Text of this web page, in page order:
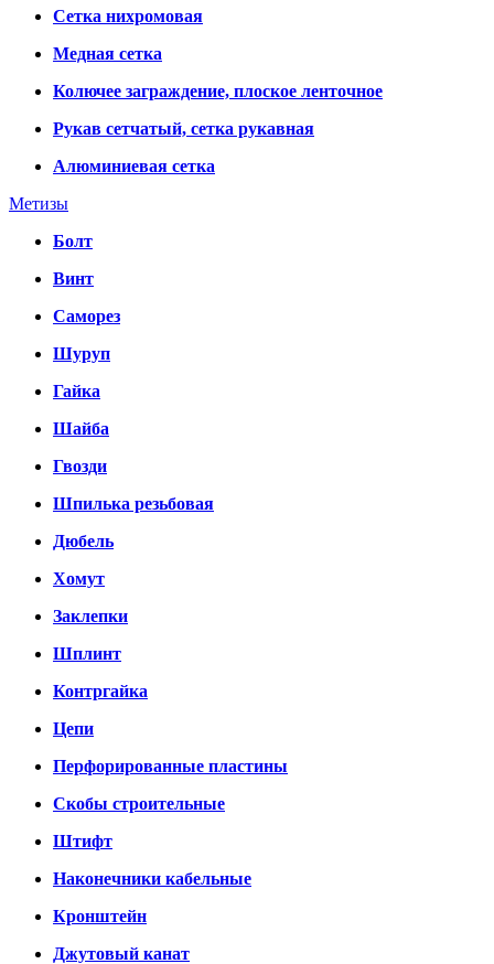
Сетка нихромовая
Медная сетка
Колючее заграждение, плоское ленточное
Рукав сетчатый, сетка рукавная
Алюминиевая сетка
Метизы
Болт
Винт
Саморез
Шуруп
Гайка
Шайба
Гвозди
Шпилька резьбовая
Дюбель
Хомут
Заклепки
Шплинт
Контргайка
Цепи
Перфорированные пластины
Скобы строительные
Штифт
Наконечники кабельные
Кронштейн
Джутовый канат